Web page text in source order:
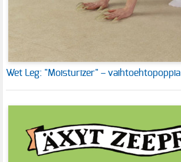
Wet Leg: "Moisturizer" – vaihtoehtopoppia